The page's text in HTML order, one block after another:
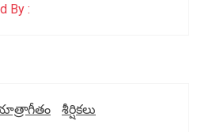
By :
శీర్షికలు